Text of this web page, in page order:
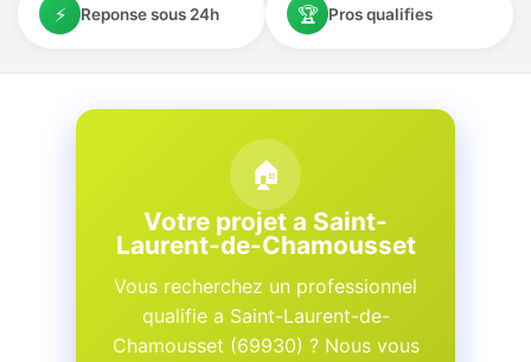
⚡ Reponse sous 24h 🏆 Pros qualifies
🏠
Votre projet a Saint-
Laurent-de-Chamousset
Vous recherchez un professionnel
qualifie a Saint-Laurent-de-
Chamousset (69930) ? Nous vous